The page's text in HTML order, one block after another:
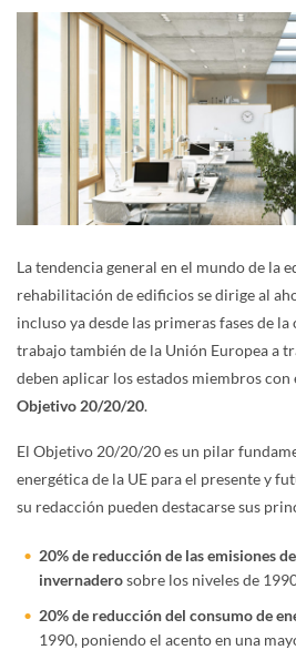
La tendencia general en el mundo de la
rehabilitación de edificios se dirige al
incluso ya desde las primeras fases de la
trabajo también de la Unión Europea a
deben aplicar los estados miembros
Objetivo 20/20/20.
El Objetivo 20/20/20 es un pilar
energética de la UE para el presente y
su redacción pueden destacarse sus
20% de reducción de las emisiones
invernaderosobre los niveles de
20% de reducción del consumo de
1990, poniendo el acento en una